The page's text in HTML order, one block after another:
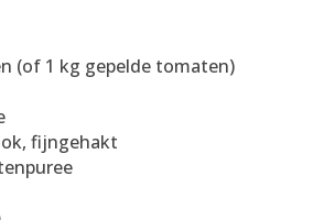
(of 1 kg gepelde tomaten)
fijngehakt